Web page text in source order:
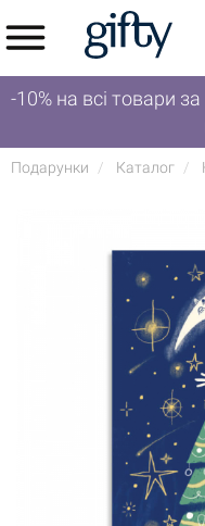
-10% на всі товари
Подарунки Каталог